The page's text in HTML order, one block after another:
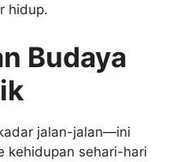
hidup.
Budaya
jalan-jalan—ini
kehidupan sehari-hari